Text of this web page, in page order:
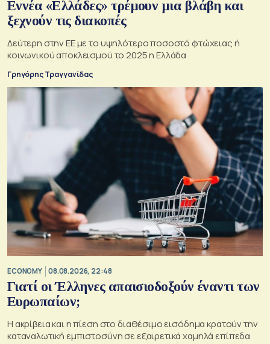
Εννέα «Ελλάδες» τρέμουν μια βλάβη και
ξεχνούν τις διακοπές
Δεύτερη στην ΕΕ με το υψηλότερο ποσοστό φτώχειας ή
κοινωνικού αποκλεισμού το 2025 η Ελλάδα
Γρηγόρης Τραγγανίδας
ECONOMY 08.08.2026, 22:48
Γιατί οι Έλληνες απαισιοδοξούν έναντι των
Ευρωπαίων;
Η ακρίβεια και η πίεση στο διαθέσιμο εισόδημα κρατούν την
καταναλωτική εμπιστοσύνη σε εξαιρετικά χαμηλά επίπεδα